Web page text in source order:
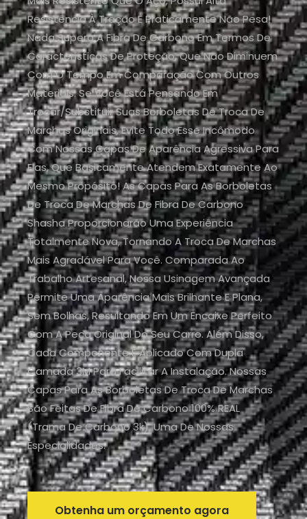
Resistência À Tração E Praticamente Não Pesa!
Nada Supera A Fibra De Carbono Em Termos De
Características De Proteção, Que Não Diminuem
Com O Tempo Em Comparação Com Outros
Materiais. Se Você Está Pensando Em
Trocar/substituir Suas Borboletas De Troca De
Marchas Originais, Evite Todo Esse Incômodo
Com Nossas Capas De Aparência Agressiva Para
Elas, Que Basicamente Atendem Exatamente Ao
Mesmo Propósito! As Capas Para As Borboletas
De Troca De Marchas De Fibra De Carbono
Shasha Proporcionarão Uma Experiência
Totalmente Nova, Tornando A Troca De Marchas
Mais Agradável Para Você. Comparada Ao
Trabalho Artesanal, Nossa Usinagem Avançada
Permite Uma Aparência Mais Brilhante E Plana,
Sem Bolhas, Resultando Em Um Encaixe Perfeito
Com A Peça Original Do Seu Carro. Além Disso,
Cada Componente É Aplicado Com Dupla
Camada 3M Para Facilitar A Instalação. Nossas
Capas Para As Borboletas De Troca De Marchas
São Feitas De Fibra De Carbono 100% REAL
(trama De Carbono 3k), Uma De Nossas
Especialidades.
Obtenha um orçamento agora